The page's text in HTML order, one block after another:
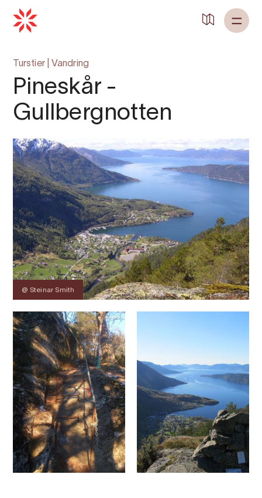
Turstier Vandring
Pineskår -
Gullbergnotten
@ Steinar Smith